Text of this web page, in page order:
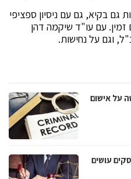
גם בקיא, גם עם ניסיון ספציפי
זמין. עם עו"ד שיקמה דהן
על אישום
עושים